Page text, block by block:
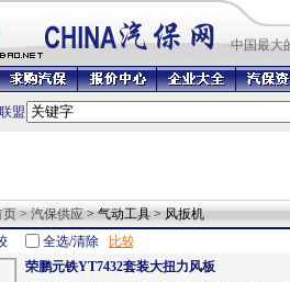
中国最大
盟
页 > 汽保供应 > 气动工具 > 风扳机
全选/清除
荣鹏元铁YT7432套装大扭力风板